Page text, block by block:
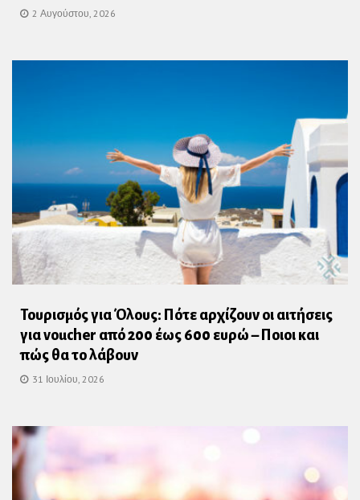
2 Αυγούστου, 2026
Τουρισμός για Όλους: Πότε αρχίζουν οι αιτήσεις
για voucher από 200 έως 600 ευρώ – Ποιοι και
πώς θα το λάβουν
31 Ιουλίου, 2026